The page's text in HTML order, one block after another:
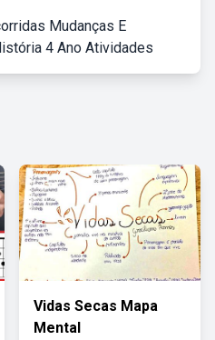
Mudanças E
4 Ano Atividades
Vidas Secas Mapa
Mental